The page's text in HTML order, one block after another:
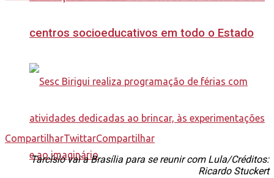
centros socioeducativos em todo o Estado
CompartilharTwittarCompartilhar
Tarcísio vai a Brasília para se reunir com Lula/Créditos:
Ricardo Stuckert